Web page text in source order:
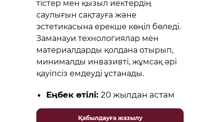
тістер мен қызыл иектердің
саулығын сақтауға және
эстетикасына ерекше көңіл бөледі.
Заманауи технологиялар мен
материалдарды қолдана отырып,
минималды инвазивті, жұмсақ әрі
қауіпсіз емдеуді ұстанады.
Еңбек өтілі: 20 жылдан астам
Қабылдауға жазылу